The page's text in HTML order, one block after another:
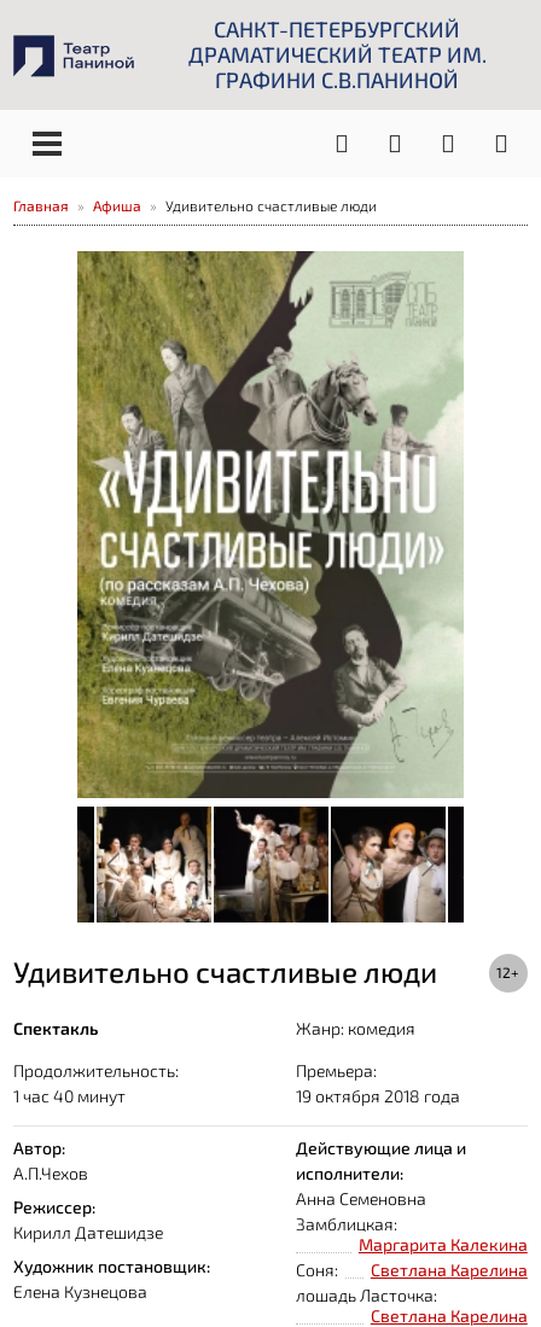
САНКТ-ПЕТЕРБУРГСКИЙ
ДРАМАТИЧЕСКИЙ ТЕАТР ИМ.
ГРАФИНИ С.В.ПАНИНОЙ
Главная Афиша Удивительно счастливые люди
Удивительно счастливые люди 12+
Спектакль Жанр: комедия
Продолжительность:
1 час 40 минут
Премьера:
19 октября 2018 года
Автор:
А.П.Чехов
Режиссер:
Кирилл Датешидзе
Художник постановщик:
Елена Кузнецова
Действующие лица и
исполнители:
Анна Семеновна
Замблицкая:
Маргарита Калекина
Соня:
Светлана Карелина
лошадь Ласточка:
Светлана Карелина